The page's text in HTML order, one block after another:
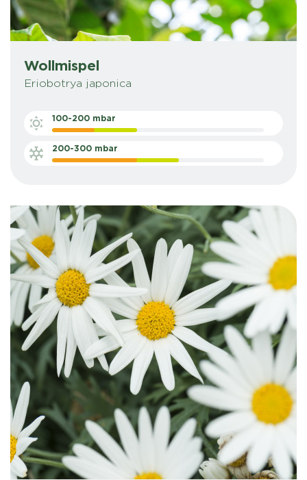
Wollmispel
Eriobotrya japonica
100-200 mbar
200-300 mbar